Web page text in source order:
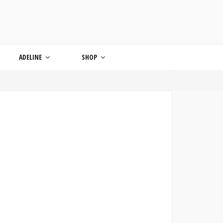
ADELINE SHOP